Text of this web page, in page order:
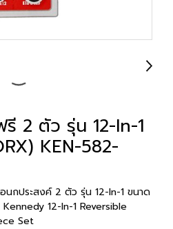
2 ตัว รุ่น 12-In-1
KEN-582-
นกประสงค์ 2 ตัว รุ่น 12-In-1 ขนาด
12-In-1 Reversible
Set